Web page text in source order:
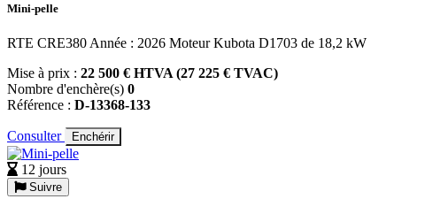
Mini-pelle
RTE CRE380 Année : 2026 Moteur Kubota D1703 de 18,2 kW
Mise à prix : 22 500 € HTVA (27 225 € TVAC)
Nombre d'enchère(s) 0
Référence : D-13368-133
Consulter Enchérir
12 jours
Suivre